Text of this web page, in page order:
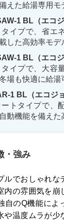
えた給湯専用モ
1 BL（エコジ
イプで、省エ
した高効率モデ
1 BL（エコジ
イプで、大容
場も快適に給湯
1 BL（エコジ
トタイプで、
動機能を備えた
・強み
ルでおしゃれな
内の雰囲気を
自のQ機能によ
や温度ムラが少